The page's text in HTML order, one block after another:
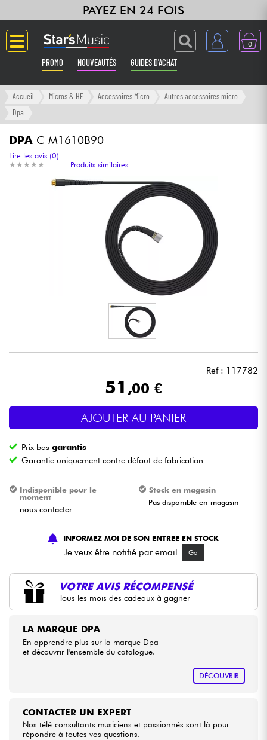
PAYEZ EN 24 FOIS
0
PROMO NOUVEAUTÉS GUIDES D'ACHAT
Langue
Amplis & Effets
Claviers & Pianos
Synthés & Sampleurs
Eclairage
Violons & Quatuor
Eveil Musical
Packs
Voir nos marques
Accueil Micros & HF Accessoires Micro
Autres accessoires micro
Dpa
DPA C M1610B90
★ ★ ★ ★ ★
★ ★ ★ ★ ★
Lire les avis (0)
Produits similaires
Ref : 117782
51 ,00 €
AJOUTER AU PANIER
Prix basgarantis
Garantie uniquement contre défaut de fabrication
Indisponible pour le
moment
nous contacter
Stock en magasin
Pas disponible en magasin
INFORMEZ MOI DE SON ENTREE EN STOCK
Je veux être notifié par email Go
VOTRE AVIS RÉCOMPENSÉ
Tous les mois des cadeaux à gagner
LA MARQUE DPA
En apprendre plus sur la marque Dpa
et découvrir l'ensemble du catalogue.
DÉCOUVRIR
CONTACTER UN EXPERT
Nos télé-consultants musiciens et passionnés sont là pour
répondre à toutes vos questions.